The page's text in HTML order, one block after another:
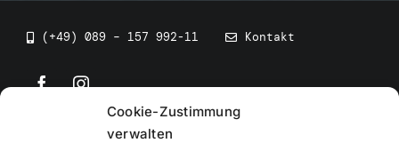
Cookie-Zustimmung
verwalten
(+49) 089 – 157 992-11 Kontakt
• BEV Bayerischer Eissportverband